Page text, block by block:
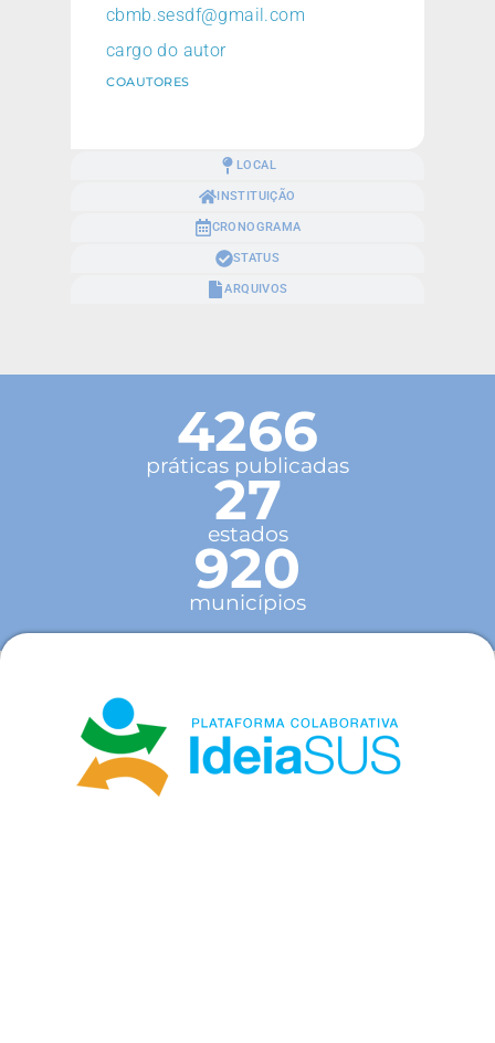
LOCAL
INSTITUIÇÃO
CRONOGRAMA
STATUS
ARQUIVOS
cbmb.sesdf@gmail.com
cargo do autor
COAUTORES
4266
práticas publicadas
27
estados
920
municípios